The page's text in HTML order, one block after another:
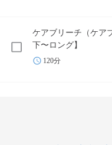
ケアブリーチ（ケア
下〜ロング】
120分